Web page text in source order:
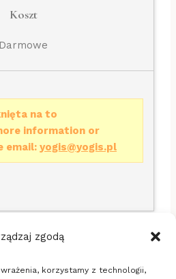
zgodą
korzystamy z technologii,
Koszt
Darmowe
na to
information or
email: yogis@yogis.pl